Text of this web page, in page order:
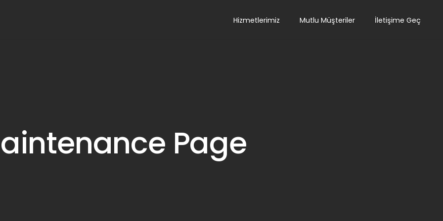
Hizmetlerimiz Mutlu Müşteriler İletişime Geç
Page